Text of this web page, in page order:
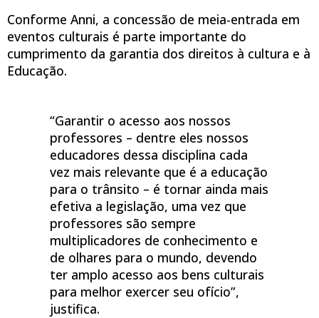
Conforme Anni, a concessão de meia-entrada em
eventos culturais é parte importante do
cumprimento da garantia dos direitos à cultura e à
Educação.
“Garantir o acesso aos nossos
professores – dentre eles nossos
educadores dessa disciplina cada
vez mais relevante que é a educação
para o trânsito – é tornar ainda mais
efetiva a legislação, uma vez que
professores são sempre
multiplicadores de conhecimento e
de olhares para o mundo, devendo
ter amplo acesso aos bens culturais
para melhor exercer seu ofício”,
justifica.